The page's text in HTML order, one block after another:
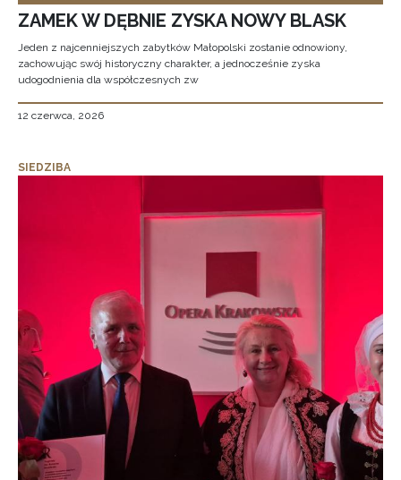
ZAMEK W DĘBNIE ZYSKA NOWY BLASK
Jeden z najcenniejszych zabytków Małopolski zostanie odnowiony,
zachowując swój historyczny charakter, a jednocześnie zyska
udogodnienia dla współczesnych zw
12 czerwca, 2026
SIEDZIBA